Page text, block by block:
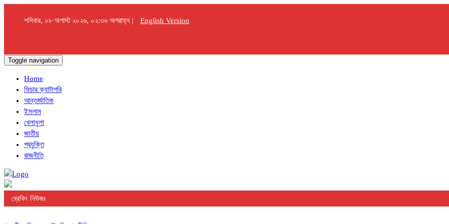
শনিবার, ০৮ অগাস্ট ২০২৬, ০২:৩৬ অপরাহ্ন | English Version
Toggle navigation
Home
ফিচার ক্যাটাগরি
আন্তর্জাতিক
ইসলাম
খেলাধুলা
জাতীয়
প্রযুক্তি
রাজনীতি
ব্রেকিং নিউজঃ